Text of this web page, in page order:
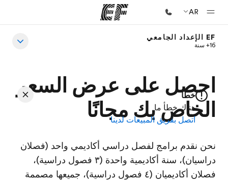
AR
الصفحة الرئيسية
برامج
شاهد كل ما نقوم به
نبذة عنا
من نحن
EF الإعداد الجامعي
16+ سنة
احصل على عرض السعر
الخاص بك مجانًا
نحن نقدم برامج لفصل دراسي أكاديمي واحد (فصلان
دراسيان)، سنة أكاديمية واحدة (٣ فصول دراسية)،
فصلان أكاديميان (٤ فصول دراسية)، جميعها مصممة
خطأ
هناك خطأ ما
اتصل بفريق المبيعات لدينا